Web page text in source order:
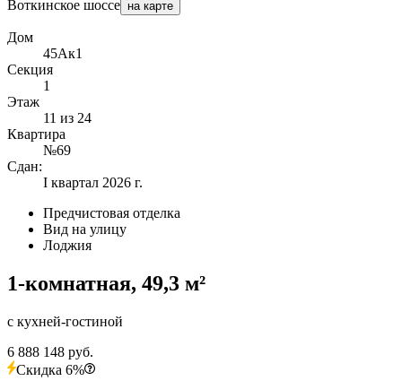
Воткинское шоссе на карте
Дом
45Ак1
Секция
1
Этаж
11 из 24
Квартира
№69
Сдан:
I квартал 2026 г.
Предчистовая отделка
Вид на улицу
Лоджия
1-комнатная, 49,3 м²
с кухней-гостиной
6 888 148 руб.
Скидка 6%